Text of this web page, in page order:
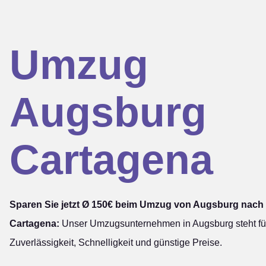
Umzug
Augsburg
Cartagena
Sparen Sie jetzt Ø 150€ beim Umzug von Augsburg nach
Cartagena: Unser Umzugsunternehmen in Augsburg steht
Zuverlässigkeit, Schnelligkeit und günstige Preise.